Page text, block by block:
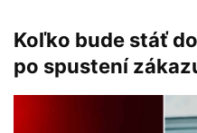
Koľko bude stáť
po spustení